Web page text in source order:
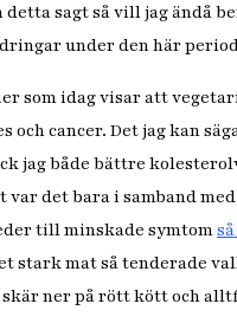
detta sagt så vill jag ändå
under den här
som idag visar att
och cancer. Det jag kan
jag både bättre
var det bara i samband
till minskade symtom
stark mat så tenderade
skär ner på rött kött och